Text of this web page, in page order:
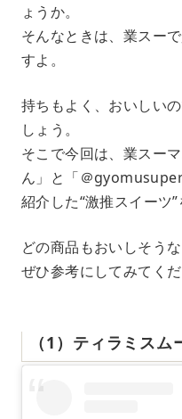
ょうか。
そんなときは、業スー
すよ。
持ちもよく、おいしい
しょう。
そこで今回は、業スー
ん」と「＠
紹介した“激推スイーツ”
どの商品もおいしそう
ぜひ参考にしてみてくだ
（1）ティラミスム